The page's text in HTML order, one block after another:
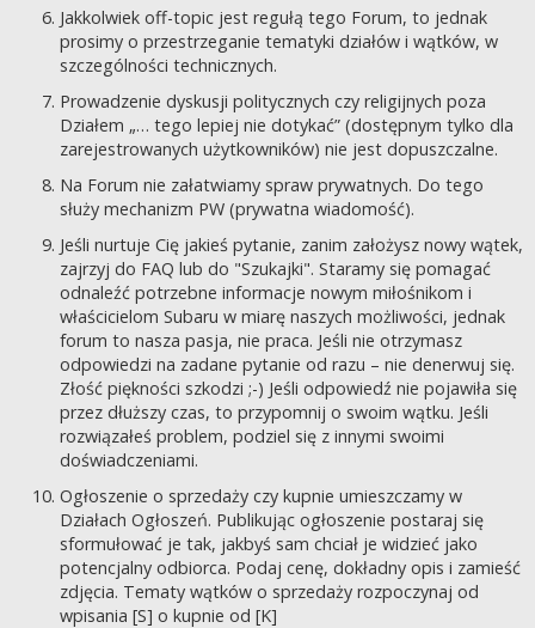
Jakkolwiek off-topic jest regułą tego Forum, to jednak
prosimy o przestrzeganie tematyki działów i wątków, w
szczególności technicznych.
Prowadzenie dyskusji politycznych czy religijnych poza
Działem „… tego lepiej nie dotykać” (dostępnym tylko dla
zarejestrowanych użytkowników) nie jest dopuszczalne.
Na Forum nie załatwiamy spraw prywatnych. Do tego
służy mechanizm PW (prywatna wiadomość).
Jeśli nurtuje Cię jakieś pytanie, zanim założysz nowy wątek,
zajrzyj do FAQ lub do "Szukajki". Staramy się pomagać
odnaleźć potrzebne informacje nowym miłośnikom i
właścicielom Subaru w miarę naszych możliwości, jednak
forum to nasza pasja, nie praca. Jeśli nie otrzymasz
odpowiedzi na zadane pytanie od razu – nie denerwuj się.
Złość piękności szkodzi ;-) Jeśli odpowiedź nie pojawiła się
przez dłuższy czas, to przypomnij o swoim wątku. Jeśli
rozwiązałeś problem, podziel się z innymi swoimi
doświadczeniami.
Ogłoszenie o sprzedaży czy kupnie umieszczamy w
Działach Ogłoszeń. Publikując ogłoszenie postaraj się
sformułować je tak, jakbyś sam chciał je widzieć jako
potencjalny odbiorca. Podaj cenę, dokładny opis i zamieść
zdjęcia. Tematy wątków o sprzedaży rozpoczynaj od
wpisania [S] o kupnie od [K]